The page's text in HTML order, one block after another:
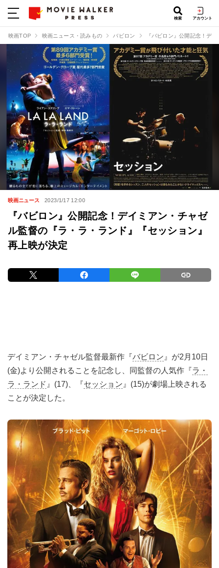
検索 アカウント
映画TOP 映画ニュース・読みもの バビロン 『バビロン』公開記念！デ
映画ニュース 2023/1/17 12:00
『バビロン』公開記念！デイミアン・チャゼ
ル監督の『ラ・ラ・ランド』『セッション』
再上映が決定
デイミアン・チャゼル監督最新作『バビロン 』が2月10日
(金)より公開されることを記念し、同監督の人気作『ラ・
ラ・ランド 』(17)、『セッション 』(15)が劇場上映される
ことが決定した。